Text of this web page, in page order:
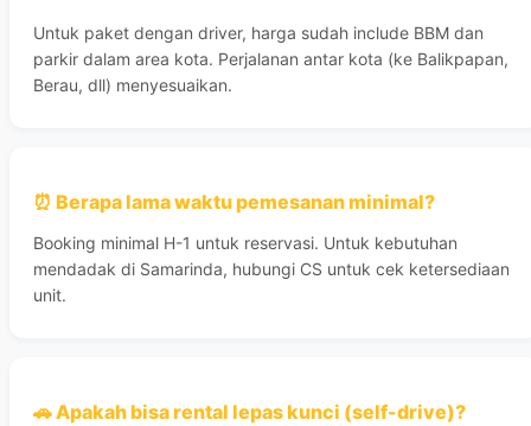
Untuk paket dengan driver, harga sudah include BBM dan
parkir dalam area kota. Perjalanan antar kota (ke Balikpapan,
Berau, dll) menyesuaikan.
⏰ Berapa lama waktu pemesanan minimal?
Booking minimal H-1 untuk reservasi. Untuk kebutuhan
mendadak di Samarinda, hubungi CS untuk cek ketersediaan
unit.
🚗 Apakah bisa rental lepas kunci (self-drive)?